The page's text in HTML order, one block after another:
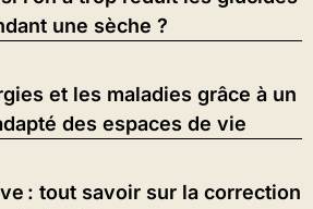
une sèche ?
et les maladies grâce à un
des espaces de vie
: tout savoir sur la correction